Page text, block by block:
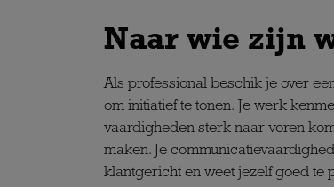
Naar wie zijn
Als professional beschik je over
om initiatief te tonen. Je werk
vaardigheden sterk naar voren
maken. Je
klantgericht en weet jezelf goed te